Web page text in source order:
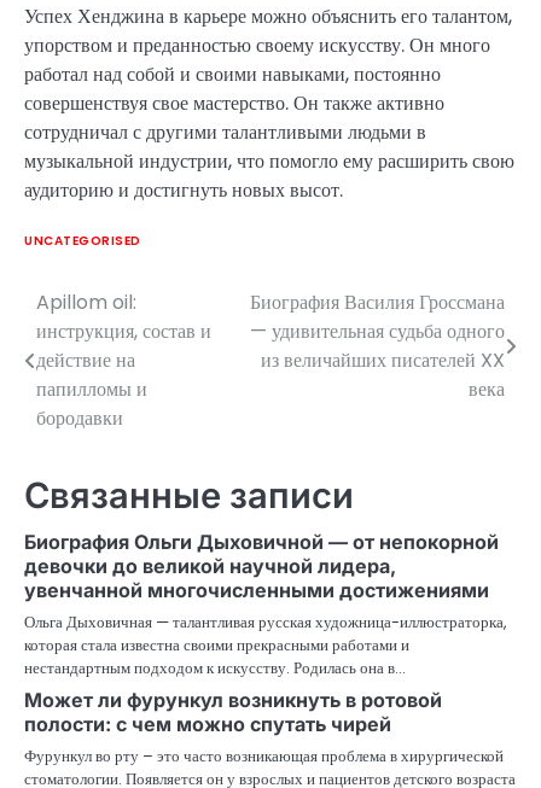
Успех Хенджина в карьере можно объяснить его талантом,
упорством и преданностью своему искусству. Он много
работал над собой и своими навыками, постоянно
совершенствуя свое мастерство. Он также активно
сотрудничал с другими талантливыми людьми в
музыкальной индустрии, что помогло ему расширить свою
аудиторию и достигнуть новых высот.
UNCATEGORISED
Навигация
по
записям
Apillom oil:
инструкция, состав и
действие на
папилломы и
бородавки
Биография Василия Гроссмана
— удивительная судьба одного
из величайших писателей XX
века
Связанные записи
Биография Ольги Дыховичной — от непокорной
девочки до великой научной лидера,
увенчанной многочисленными достижениями
Ольга Дыховичная — талантливая русская художница-иллюстраторка,
которая стала известна своими прекрасными работами и
нестандартным подходом к искусству. Родилась она в…
Может ли фурункул возникнуть в ротовой
полости: с чем можно спутать чирей
Фурункул во рту – это часто возникающая проблема в хирургической
стоматологии. Появляется он у взрослых и пациентов детского возраста